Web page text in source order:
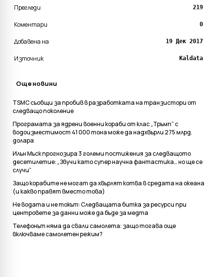
Прегледи 219
Коментари 0
Добавена на 19 Дек 2017
Източник Kaldata
Още новини
TSMC съобщи за пробив в разработката на транзистори от
следващо поколение
Програмата за ядрени военни кораби от клас „Тръмп“ с
водоизместимост 41 000 тона може да надхвърли 275 млрд.
долара
Илън Мъск прогнозира 3 големи постижения за следващото
десетилетие: „Звучи като супер научна фантастика… но ще се
случи“
Защо корабите не могат да хвърлят котва в средата на океана
(и какво правят вместо това)
Не водата и не токът: Следващата битка за ресурси при
центровете за данни може да бъде за медта
Телефонът няма да свали самолета: защо тогава още
включваме самолетен режим?